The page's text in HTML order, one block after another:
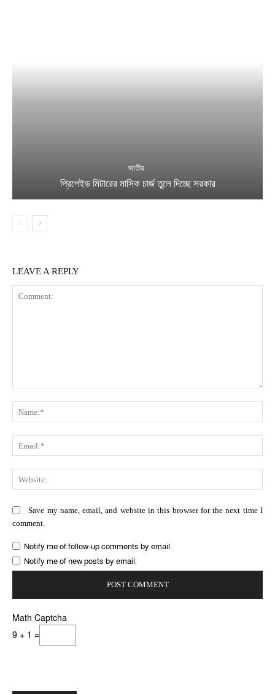
জাতীয়
প্রিপেইড মিটারের মাসিক চার্জ তুলে দিচ্ছে সরকার
LEAVE A REPLY
Save my name, email, and website in this browser for the next time I
comment.
Notify me of follow-up comments by email.
Notify me of new posts by email.
Math Captcha
9 + 1 =